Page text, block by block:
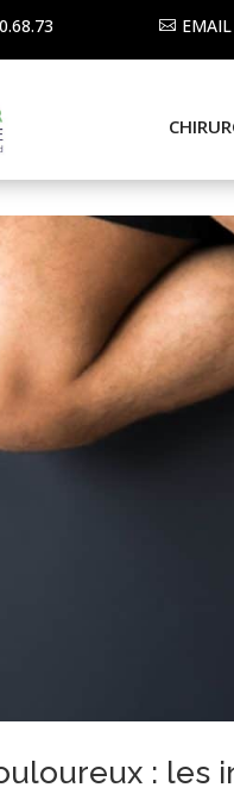
: les